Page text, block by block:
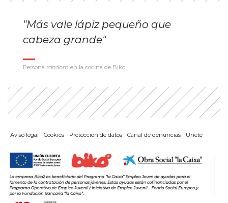
"Más vale lápiz pequeño que
cabeza grande"
Persona random en la cocina de Biko
Aviso legal Cookies Protección de datos Canal de denuncias Únete